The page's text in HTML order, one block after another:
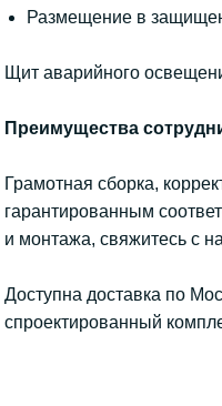
Размещение в
Щит аварийного
Преимущества
Грамотная сборка,
гарантированным
и монтажа, свяжитесь с
Доступна доставка по
спроектированный